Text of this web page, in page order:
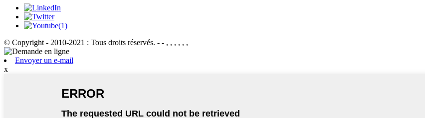
© Copyright - 2010-2021 : Tous droits réservés. - - , , , , , ,
Envoyer un e-mail
x